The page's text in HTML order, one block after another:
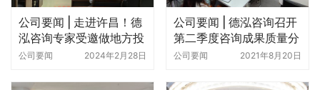
公司要闻 | 走进许昌！德
泓咨询专家受邀做地方投
融资创新专题培训
公司要闻 2024年2月28日
公司要闻 | 德泓咨询召开
第二季度咨询成果质量分
析会
公司要闻 2021年8月20日